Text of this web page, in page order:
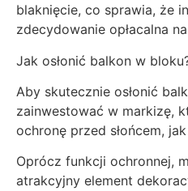
blaknięcie, co sprawia, że
zdecydowanie opłacalna
Jak osłonić balkon w
Aby skutecznie osłonić
zainwestować w markizę,
ochronę przed słońcem,
Oprócz funkcji ochronnej,
atrakcyjny element